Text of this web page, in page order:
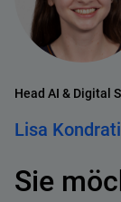
Head AI & Digital
Lisa
Sie